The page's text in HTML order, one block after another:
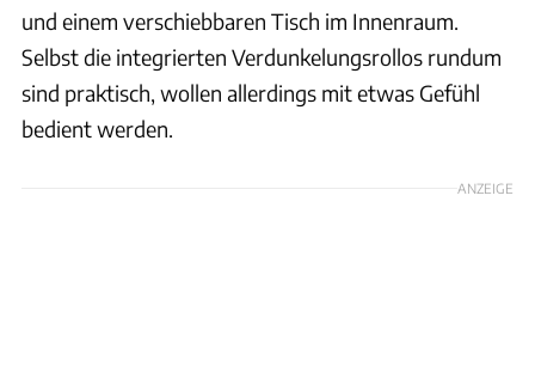
und einem verschiebbaren Tisch im Innenraum.
Selbst die integrierten Verdunkelungsrollos rundum
sind praktisch, wollen allerdings mit etwas Gefühl
bedient werden.
ANZEIGE